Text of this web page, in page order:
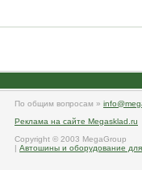
По общим вопросам »
Реклама на сайте Megasklad.ru
Copyright © 2003 MegaGroup
| Автошины и оборудование для